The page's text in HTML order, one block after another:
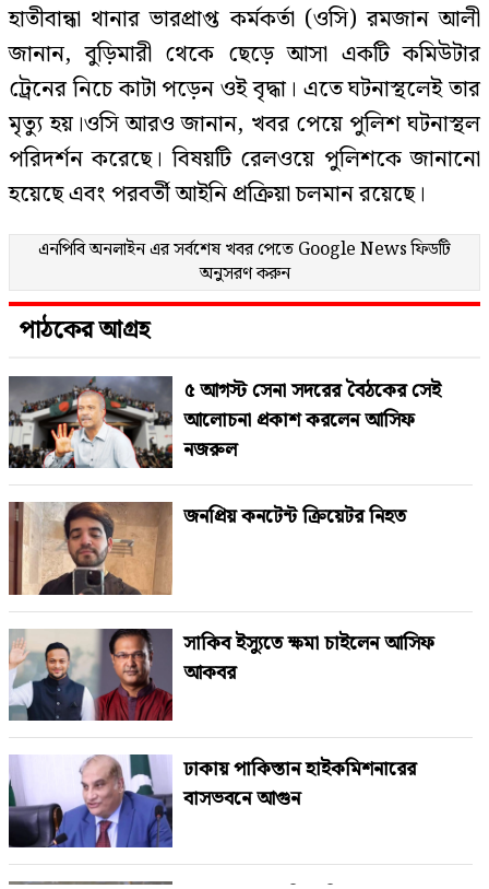
হাতীবান্ধা থানার ভারপ্রাপ্ত কর্মকর্তা (ওসি) রমজান আলী
জানান, বুড়িমারী থেকে ছেড়ে আসা একটি কমিউটার
ট্রেনের নিচে কাটা পড়েন ওই বৃদ্ধা। এতে ঘটনাস্থলেই তার
মৃত্যু হয়।​ওসি আরও জানান, খবর পেয়ে পুলিশ ঘটনাস্থল
পরিদর্শন করেছে। বিষয়টি রেলওয়ে পুলিশকে জানানো
হয়েছে এবং পরবর্তী আইনি প্রক্রিয়া চলমান রয়েছে।
এনপিবি অনলাইন এর সর্বশেষ খবর পেতে Google Newsফিডটি
অনুসরণ করুন
পাঠকের আগ্রহ
৫ আগস্ট সেনা সদরের বৈঠকের সেই
আলোচনা প্রকাশ করলেন আসিফ
নজরুল
জনপ্রিয় কনটেন্ট ক্রিয়েটর নিহত
সাকিব ইস্যুতে ক্ষমা চাইলেন আসিফ
আকবর
ঢাকায় পাকিস্তান হাইকমিশনারের
বাসভবনে আগুন